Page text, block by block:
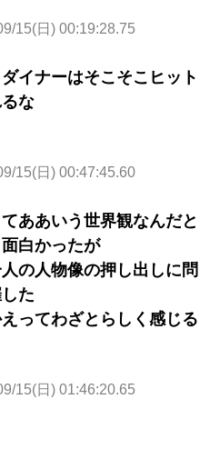
15(日) 00:19:28.75
イナーはそこそこヒット
な
15(日) 00:47:45.60
ああいう世界観なんだと
白かったが
の人物像の押し出しに問
た
ってわざとらしく感じる
15(日) 01:46:20.65